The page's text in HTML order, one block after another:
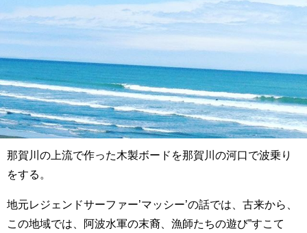
那賀川の上流で作った木製ボードを那賀川の河口で波乗り
をする。
地元レジェンドサーファー’マッシー’の話では、古来から、
この地域では、阿波水軍の末裔、漁師たちの遊び”すこて